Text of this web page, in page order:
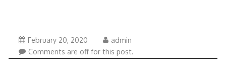
February 20, 2020April
20,
admin
Comments are off for this post.